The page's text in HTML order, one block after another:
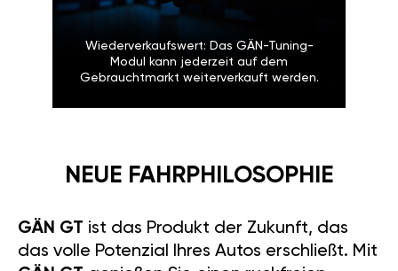
optimale Leistung zu gewährleisten.
Wiederverkaufswert: Das GÄN-
weiterverkauft werden.